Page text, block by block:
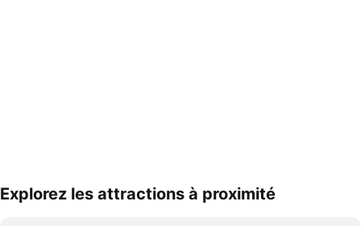
Explorez les attractions à proximité